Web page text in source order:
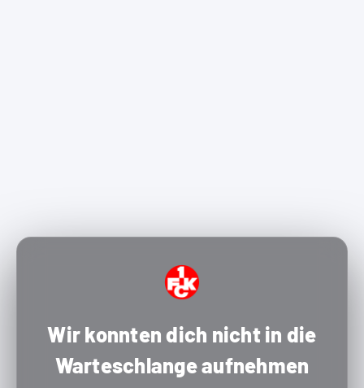
Wir konnten dich nicht in die
Warteschlange aufnehmen